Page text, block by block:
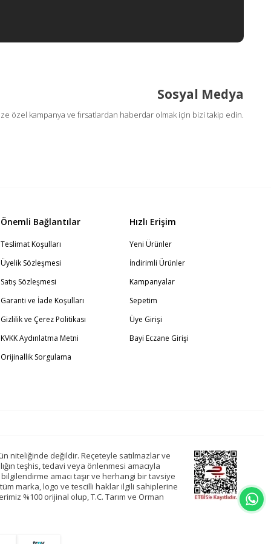
Sosyal Medya
özel kampanya ve fırsatlardan haberdar olmak için bizi takip edin.
Önemli Bağlantılar
Teslimat Koşulları
Üyelik Sözleşmesi
Satış Sözleşmesi
Garanti ve İade Koşulları
Gizlilik ve Çerez Politikası
KVKK Aydınlatma Metni
Orijinallik Sorgulama
Hızlı Erişim
Yeni Ürünler
İndirimli Ürünler
Kampanyalar
Sepetim
Üye Girişi
Bayi Eczane Girişi
niteliğinde değildir. Reçeteyle satılmazlar ve
teşhis, tedavi veya önlenmesi amacıyla
amacı taşır ve herhangi bir tavsiye
marka, logo ve tescilli haklar ilgili sahiplerine
%100 orijinal olup, T.C. Tarım ve Orman